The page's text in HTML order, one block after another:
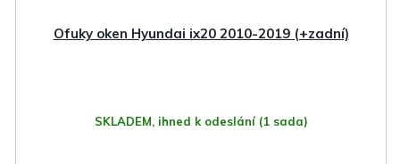
Ofuky oken Hyundai ix20 2010-2019 (+zadní)
SKLADEM, ihned k odeslání (1 sada)